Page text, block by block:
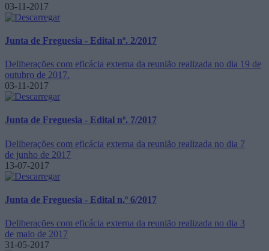
03-11-2017
Junta de Freguesia - Edital nº. 2/2017
Deliberações com eficácia externa da reunião realizada no dia 19 de
outubro de 2017.
03-11-2017
Junta de Freguesia - Edital nº. 7/2017
Deliberações com eficácia externa da reunião realizada no dia 7
de junho de 2017
13-07-2017
Junta de Freguesia - Edital n.º 6/2017
Deliberações com eficácia externa da reunião realizada no dia 3
de maio de 2017
31-05-2017